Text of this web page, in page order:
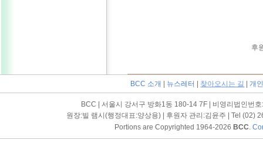
후
BCC 소개 뉴스레터 찾아오시는 길 |개
BCC | 서울시 강서구 방화1동 180-14 7F | 비영리법인번
원장:빌 램시(행정대표:양상용) | 후원자 관리:김윤주 | Tel (02)
Portions are Copyrighted 1964-2026 BCC.